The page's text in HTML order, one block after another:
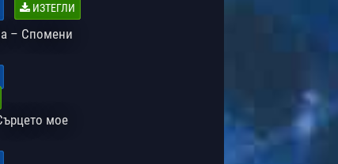
ИЗТЕГЛИ
– Спомени
мое